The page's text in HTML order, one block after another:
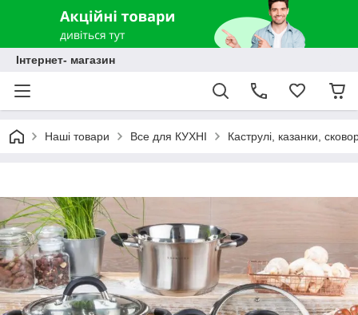
Інтернет- магазин
Наші товари Все для КУХНІ Каструлі, казанки,